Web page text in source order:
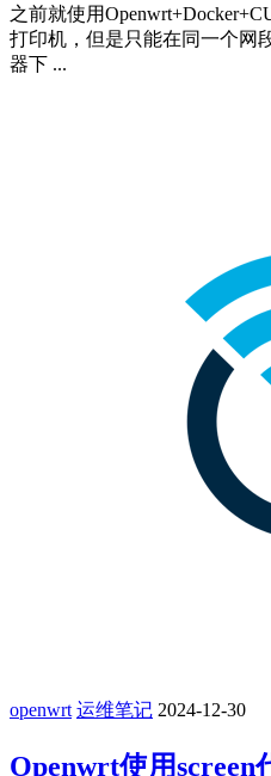
之前就使用
打印机，但是只能在同一个网
器下 ...
openwrt 运维笔记 2024-12-30
Openwrt使用screen